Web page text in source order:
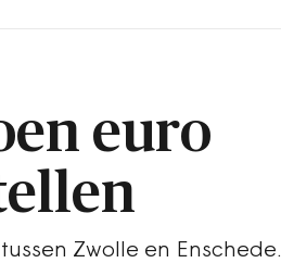
euro
Zwolle en Enschede.